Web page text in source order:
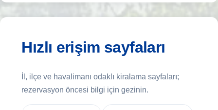
Hızlı erişim sayfaları
İl, ilçe ve havalimanı odaklı kiralama sayfaları;
rezervasyon öncesi bilgi için gezinin.